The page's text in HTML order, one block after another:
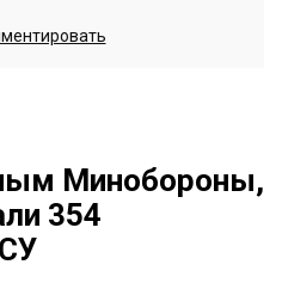
Минобороны,
354